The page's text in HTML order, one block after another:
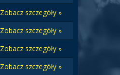
Zobacz szczegóły »
Zobacz szczegóły »
Zobacz szczegóły »
Zobacz szczegóły »